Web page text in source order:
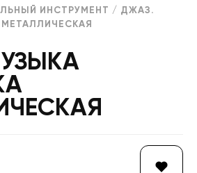
ИНСТРУМЕНТ / ДЖАЗ.